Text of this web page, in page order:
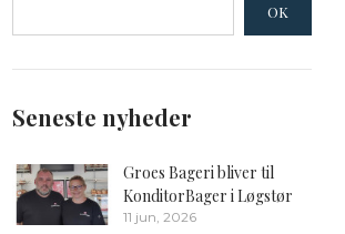
OK
Seneste nyheder
Groes Bageri bliver til
KonditorBager i Løgstør
11 jun, 2026